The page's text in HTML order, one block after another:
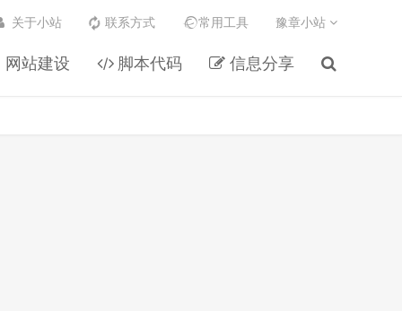
网站建设 脚本代码 信息分享
关于小站 联系方式 常用工具 豫章小站